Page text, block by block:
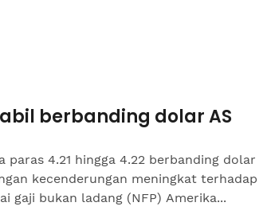
berbanding dolar AS
paras 4.21 hingga 4.22 berbanding dolar
kecenderungan meningkat terhadap
gaji bukan ladang (NFP) Amerika...